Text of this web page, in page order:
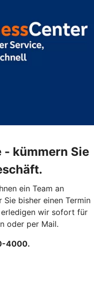
- kümmern Sie
ein Team an
bisher einen Termin
wir sofort für
oder per Mail.
4000.